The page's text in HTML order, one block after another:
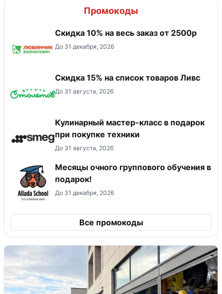
Промокоды
Скидка 10% на весь заказ от 2500р
До 31 декабря, 2026
Скидка 15% на список товаров Ливс
До 31 августа, 2026
Кулинарный мастер-класс в подарок
при покупке техники
До 31 августа, 2026
Месяцы очного группового обучения в
подарок!
До 31 декабря, 2026
Все промокоды